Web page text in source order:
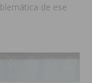
de ese